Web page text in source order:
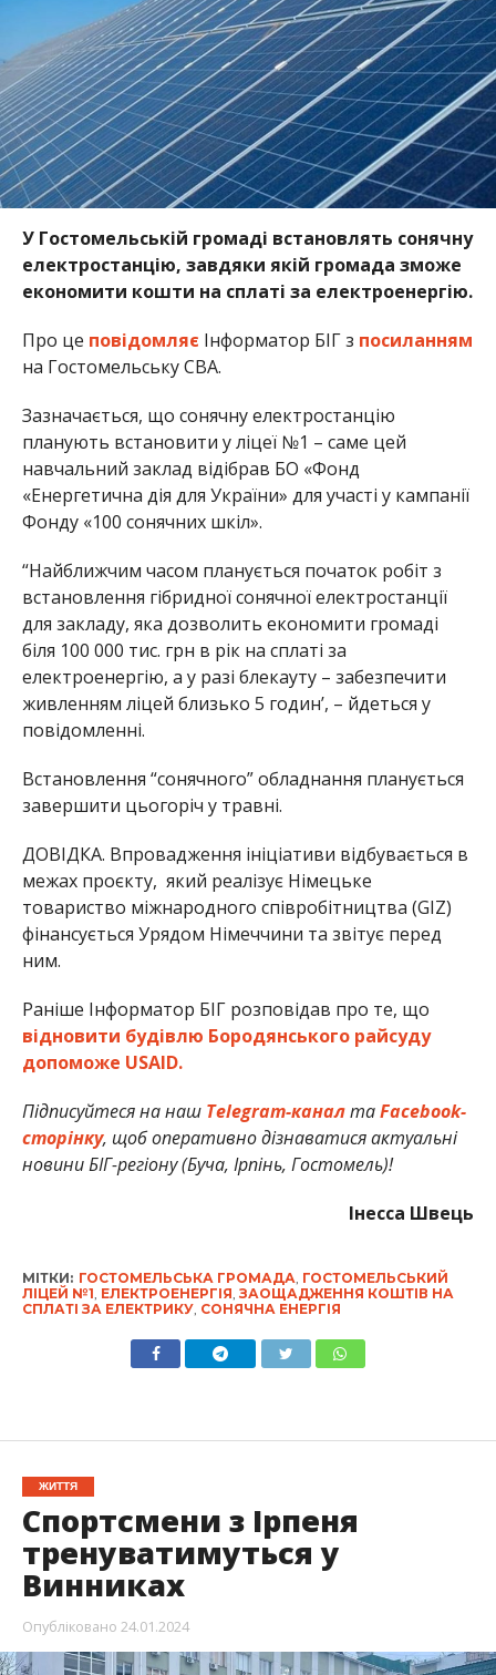
У Гостомельській громаді встановлять сонячну
електростанцію, завдяки якій громада зможе
економити кошти на сплаті за електроенергію.
Про це повідомляє Інформатор БІГ з посиланням
на Гостомельську СВА.
Зазначається, що сонячну електростанцію
планують встановити у ліцеї №1 – саме цей
навчальний заклад відібрав БО «Фонд
«Енергетична дія для України» для участі у кампанії
Фонду «100 сонячних шкіл».
“Найближчим часом планується початок робіт з
встановлення гібридної сонячної електростанції
для закладу, яка дозволить економити громаді
біля 100 000 тис. грн в рік на сплаті за
електроенергію, а у разі блекауту – забезпечити
живленням ліцей близько 5 годин’, – йдеться у
повідомленні.
Встановлення “сонячного” обладнання планується
завершити цьогоріч у травні.
ДОВІДКА. Впровадження ініціативи відбувається в
межах проєкту, який реалізує Німецьке
товариство міжнародного співробітництва (GIZ)
фінансується Урядом Німеччини та звітує перед
ним.
Раніше Інформатор БІГ розповідав про те, що
відновити будівлю Бородянського райсуду
допоможе USAID.
Підписуйтеся на наш Telegram-канал таFacebook-
сторінку, щоб оперативно дізнаватися актуальні
новини БІГ-регіону (Буча, Ірпінь, Гостомель)!
Інесса Швець
МІТКИ: ГОСТОМЕЛЬСЬКА ГРОМАДА, ГОСТОМЕЛЬСЬКИЙ
ЛІЦЕЙ №1, ЕЛЕКТРОЕНЕРГІЯ, ЗАОЩАДЖЕННЯ КОШТІВ НА
СПЛАТІ ЗА ЕЛЕКТРИКУ, СОНЯЧНА ЕНЕРГІЯ
ЖИТТЯ
Спортсмени з Ірпеня
тренуватимуться у
Винниках
Опубліковано 24.01.2024